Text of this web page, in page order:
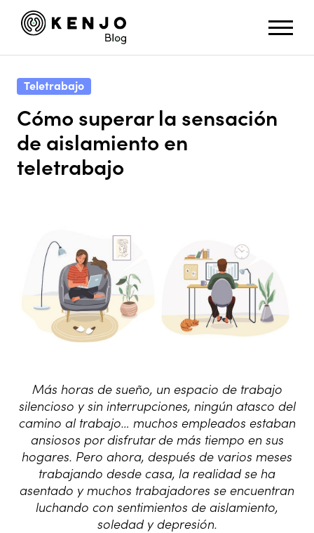
Teletrabajo
Cómo superar la sensación
de aislamiento en
teletrabajo
Más horas de sueño, un espacio de trabajo
silencioso y sin interrupciones, ningún atasco del
camino al trabajo… muchos empleados estaban
ansiosos por disfrutar de más tiempo en sus
hogares. Pero ahora, después de varios meses
trabajando desde casa, la realidad se ha
asentado y muchos trabajadores se encuentran
luchando con sentimientos de aislamiento,
soledad y depresión.